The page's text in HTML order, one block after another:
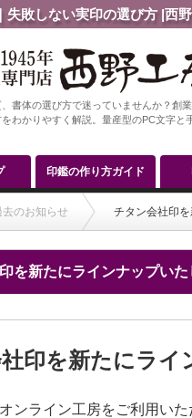
失敗しない実印の選び方 |西
書体の選び方で迷っていませんか？創
わかりやすく解説。量産型のPC文字
印鑑の作り方ガイド
去のお知らせ チタン会社印
を新たにラインナップいた
印を新たにライ
ンライン工房をご利用い